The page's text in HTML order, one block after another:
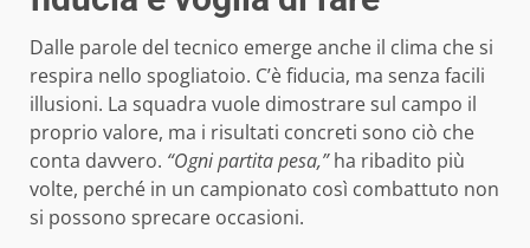
Dalle parole del tecnico emerge anche il clima che si
respira nello spogliatoio. C’è fiducia, ma senza facili
illusioni. La squadra vuole dimostrare sul campo il
proprio valore, ma i risultati concreti sono ciò che
conta davvero. “Ogni partita pesa,”ha ribadito più
volte, perché in un campionato così combattuto non
si possono sprecare occasioni.